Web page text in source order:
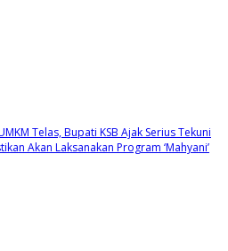
Telas, Bupati KSB Ajak Serius Tekuni
Akan Laksanakan Program ‘Mahyani’